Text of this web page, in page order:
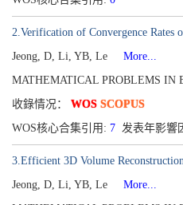
2.Verification of Convergence Rates
Jeong, D, Li, YB, Le
More...
MATHEMATICAL PROBLEMS IN
收錄情况： WOS SCOPUS
WOS核心合集引用: 7 发表年影響
3.Efficient 3D Volume
Jeong, D, Li, YB, Le
More...